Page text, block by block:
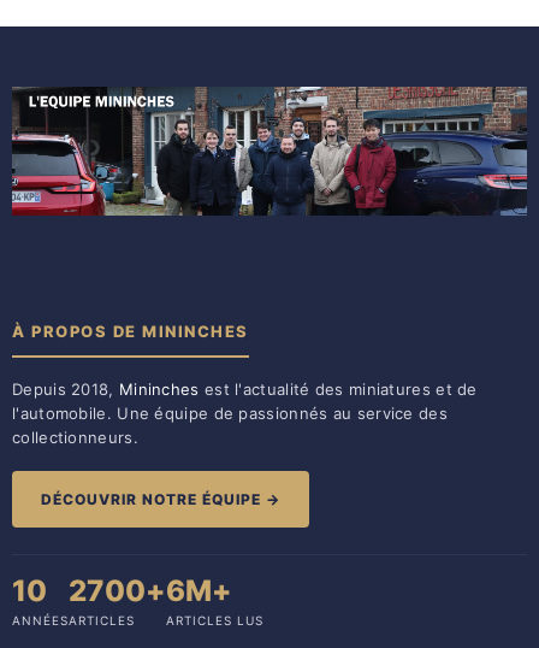
À PROPOS DE MININCHES
Depuis 2018, Mininches est l'actualité des miniatures et de
l'automobile. Une équipe de passionnés au service des
collectionneurs.
DÉCOUVRIR NOTRE ÉQUIPE →
10
ANNÉES
2700+
ARTICLES
6M+
ARTICLES LUS